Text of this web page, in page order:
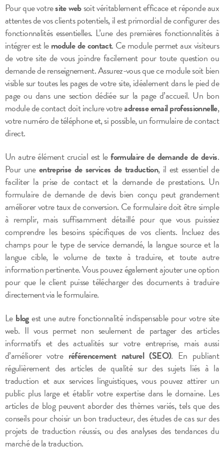
Pour que votresite websoit véritablement efficace et réponde aux
attentes de vos clients potentiels, il est primordial de configurer des
fonctionnalités essentielles. L’une des premières fonctionnalités à
intégrer est lemodule de contact. Ce module permet aux visiteurs
de votre site de vous joindre facilement pour toute question ou
demande de renseignement. Assurez-vous que ce module soit bien
visible sur toutes les pages de votre site, idéalement dans le pied de
page ou dans une section dédiée sur la page d’accueil. Un bon
module de contact doit inclure votreadresse email professionnelle,
votre numéro de téléphone et, si possible, un formulaire de contact
direct.
Un autre élément crucial est leformulaire de demande de devis.
Pour une entreprise de services de traduction, il est essentiel de
faciliter la prise de contact et la demande de prestations. Un
formulaire de demande de devis bien conçu peut grandement
améliorer votre taux de conversion. Ce formulaire doit être simple
à remplir, mais suffisamment détaillé pour que vous puissiez
comprendre les besoins spécifiques de vos clients. Incluez des
champs pour le type de service demandé, la langue source et la
langue cible, le volume de texte à traduire, et toute autre
information pertinente. Vous pouvez également ajouter une option
pour que le client puisse télécharger des documents à traduire
directement via le formulaire.
Le blogest une autre fonctionnalité indispensable pour votre site
web. Il vous permet non seulement de partager des articles
informatifs et des actualités sur votre entreprise, mais aussi
d’améliorer votre référencement naturel (SEO). En publiant
régulièrement des articles de qualité sur des sujets liés à la
traduction et aux services linguistiques, vous pouvez attirer un
public plus large et établir votre expertise dans le domaine. Les
articles de blog peuvent aborder des thèmes variés, tels que des
conseils pour choisir un bon traducteur, des études de cas sur des
projets de traduction réussis, ou des analyses des tendances du
marché de la traduction.